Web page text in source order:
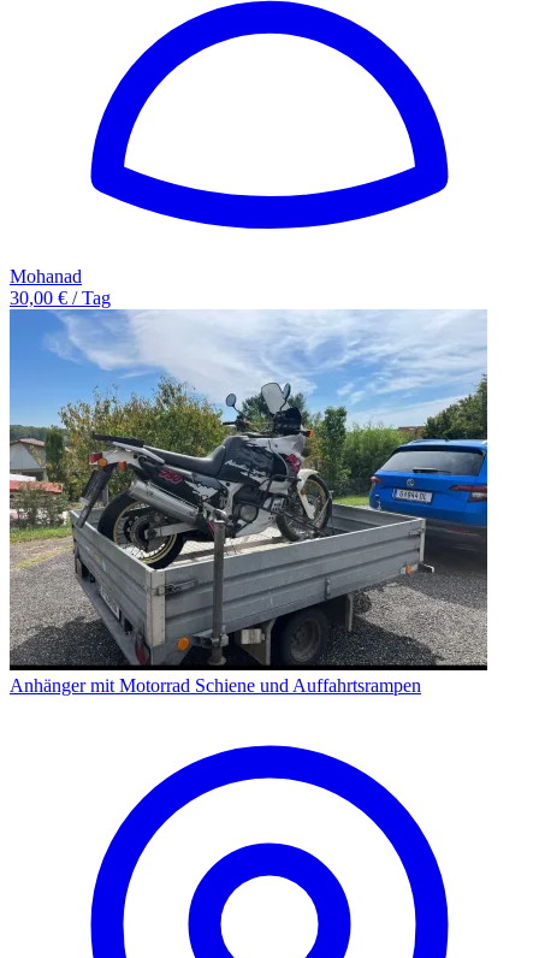
Mohanad
30,00 € / Tag
Anhänger mit Motorrad Schiene und Auffahrtsrampen